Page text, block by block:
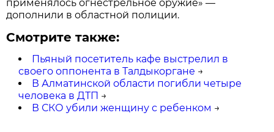
применялось огнестрельное оружие» —
дополнили в областной полиции.
Смотрите также:
Пьяный посетитель кафе выстрелил в
своего оппонента в Талдыкоргане →
В Алматинской области погибли четыре
человека в ДТП →
В СКО убили женщину с ребенком →